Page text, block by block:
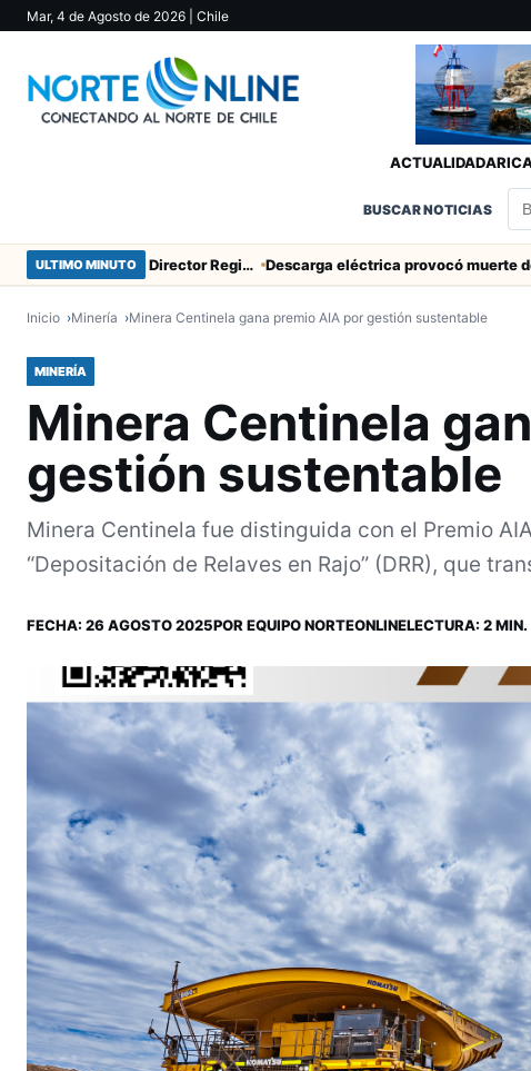
Mar, 4 de Agosto de 2026 | Chile
ACTUALIDAD
BUSCAR NOTICIAS
ULTIMO MINUTO SERNAC pidió la renuncia a Director Regional (s) de Arica por contratar solo a militantes del Gobierno Descarga eléctrica provocó muerte de extranjero que robaba cables en Cerro Chuño
Inicio Minería Minera Centinela gana premio AIA por gestión sustentable
MINERÍA
Minera Centinela
gestión sustentable
Minera Centinela fue distinguida con el Premio
“Depositación de Relaves en Rajo” (DRR), que
FECHA: 26 AGOSTO 2025POR EQUIPO NORTEONLINELECTURA: 2 MIN.